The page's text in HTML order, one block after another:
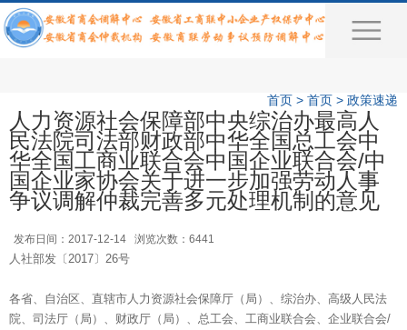
首页 > 首页 > 政策速递
人力资源社会保障部中央综治办最高人
民法院司法部财政部中华全国总工会中
华全国工商业联合会中国企业联合会/中
国企业家协会关于进一步加强劳动人事
争议调解仲裁完善多元处理机制的意见
发布日间：2017-12-14 浏览次数：6441
人社部发〔2017〕26号
各省、自治区、直辖市人力资源社会保障厅（局）、综治办、高级人民法
院、司法厅（局）、财政厅（局）、总工会、工商业联合会、企业联合会/